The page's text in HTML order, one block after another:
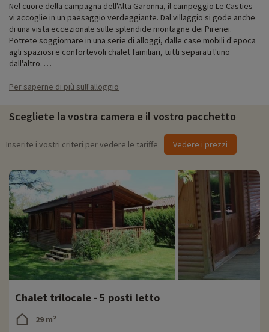
Nel cuore della campagna dell'Alta Garonna, il campeggio Le Casties
vi accoglie in un paesaggio verdeggiante. Dal villaggio si gode anche
di una vista eccezionale sulle splendide montagne dei Pirenei.
Potrete soggiornare in una serie di alloggi, dalle case mobili d'epoca
agli spaziosi e confortevoli chalet familiari, tutti separati l'uno
dall'altro.
Circondato da siti storici, parchi per grandi e piccini, laghi per
tutta la famiglia durante la vostra vacanza in campeggio!
♥i
Lanostra attività preferita
' Situato a 25 minuti di auto dal campeggio
Per saperne di più sull'alloggio
Scegliete la vostra camera e il vostro pacchetto
Inserite i vostri criteri per vedere le tariffe Vedere i prezzi
Chalet trilocale - 5 posti letto
29 m²